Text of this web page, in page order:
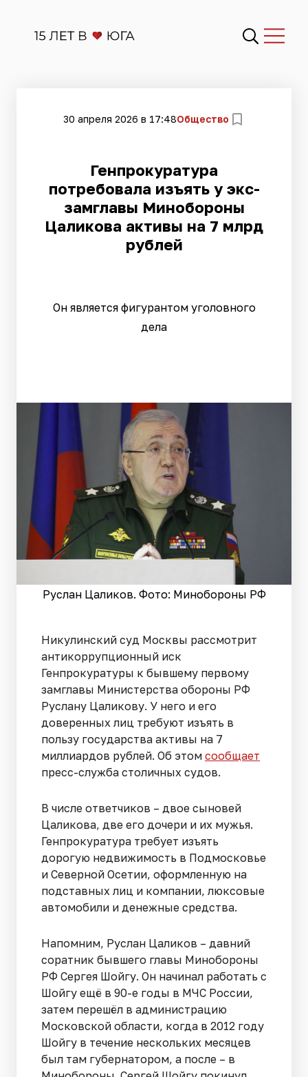
30 апреля 2026 в 17:48Общество
Генпрокуратура
потребовала изъять у экс-
замглавы Минобороны
Цаликова активы на 7 млрд
рублей
Он является фигурантом уголовного
дела
Руслан Цаликов. Фото: Минобороны РФ
Никулинский суд Москвы рассмотрит
антикоррупционный иск
Генпрокуратуры к бывшему первому
замглавы Министерства обороны РФ
Руслану Цаликову. У него и его
доверенных лиц требуют изъять в
пользу государства активы на 7
миллиардов рублей. Об этом сообщает
пресс-служба столичных судов.
В числе ответчиков – двое сыновей
Цаликова, две его дочери и их мужья.
Генпрокуратура требует изъять
дорогую недвижимость в Подмосковье
и Северной Осетии, оформленную на
подставных лиц и компании, люксовые
автомобили и денежные средства.
Напомним, Руслан Цаликов – давний
соратник бывшего главы Минобороны
РФ Сергея Шойгу. Он начинал работать с
Шойгу ещё в 90-е годы в МЧС России,
затем перешёл в администрацию
Московской области, когда в 2012 году
Шойгу в течение нескольких месяцев
был там губернатором, а после – в